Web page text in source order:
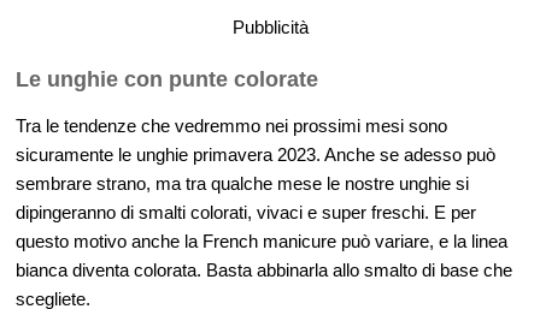
Pubblicità
Le unghie con punte colorate
Tra le tendenze che vedremmo nei prossimi mesi sono
sicuramente le unghie primavera 2023. Anche se adesso può
sembrare strano, ma tra qualche mese le nostre unghie si
dipingeranno di smalti colorati, vivaci e super freschi. E per
questo motivo anche la French manicure può variare, e la linea
bianca diventa colorata. Basta abbinarla allo smalto di base che
scegliete.